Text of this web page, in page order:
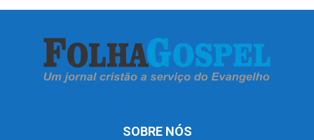
SOBRE NÓS